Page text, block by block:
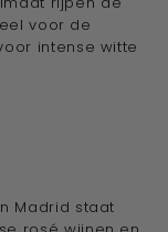
voor de
intense witte
Madrid staat